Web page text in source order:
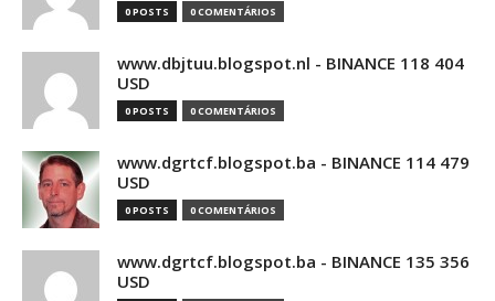
0 POSTS 0 COMENTÁRIOS
www.dbjtuu.blogspot.nl - BINANCE 118 404
USD
0 POSTS 0 COMENTÁRIOS
www.dgrtcf.blogspot.ba - BINANCE 114 479
USD
0 POSTS 0 COMENTÁRIOS
www.dgrtcf.blogspot.ba - BINANCE 135 356
USD